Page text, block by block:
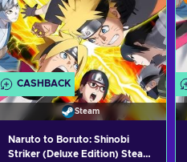
CASHBACK
Steam
Naruto to Boruto: Shinobi
Striker (Deluxe Edition) Steam